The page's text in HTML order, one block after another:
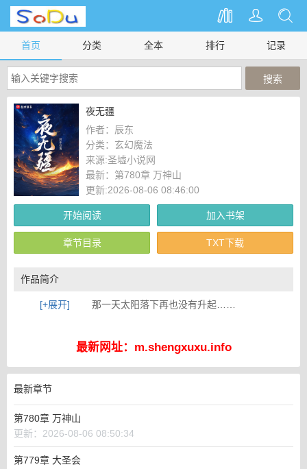
首页 分类 全本 排行 记录
夜无疆
作者： 辰东
分类： 玄幻魔法
来源:圣墟小说网
最新： 第780章 万神山
更新:2026-08-06 08:46:00
开始阅读 加入书架
章节目录 TXT下载
作品简介
[+展开] 那一天太阳落下再也没有升起……
最新网址：m.shengxuxu.info
最新章节
第780章 万神山
更新：2026-08-06 08:50:34
第779章 大圣会